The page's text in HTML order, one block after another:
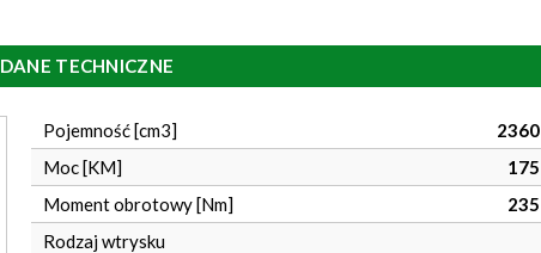
DANE TECHNICZNE
Pojemność [cm3]
2360
Moc [KM]
175
Moment obrotowy [Nm]
235
Rodzaj wtrysku